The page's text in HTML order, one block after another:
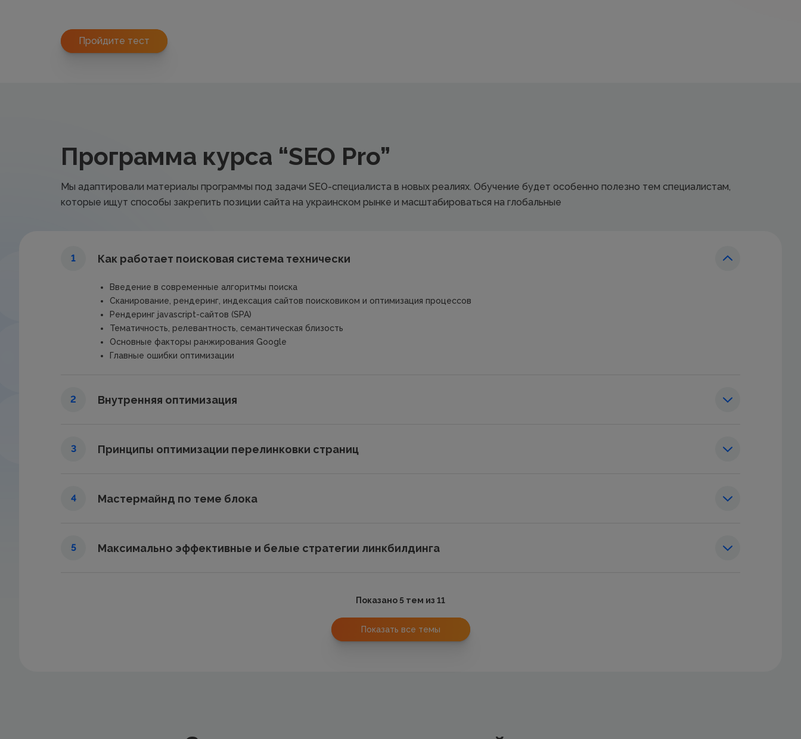
Пройдите тест
Программа курса “SEO Pro”
Мы адаптировали материалы программы под задачи SEO-специалиста в новых реалиях. Обучение будет особенно полезно тем специалистам,
которые ищут способы закрепить позиции сайта на украинском рынке и масштабироваться на глобальные
1 Как работает поисковая система технически
Введение в современные алгоритмы поиска
Сканирование, рендеринг, индексация сайтов поисковиком и оптимизация процессов
Рендеринг javascript-сайтов (SPA)
Тематичность, релевантность, семантическая близость
Основные факторы ранжирования Google
Главные ошибки оптимизации
2 Внутренняя оптимизация
3 Принципы оптимизации перелинковки страниц
4 Мастермайнд по теме блока
5 Максимально эффективные и белые стратегии линкбилдинга
Показано 5 тем из 11
Показать все темы